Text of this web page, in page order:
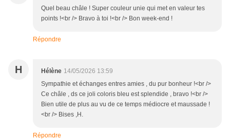
Quel beau châle ! Super couleur unie qui met en valeur tes
points !<br /> Bravo à toi !<br /> Bon week-end !
Répondre
H Hélène 14/05/2026 13:59
Sympathie et échanges entres amies , du pur bonheur !<br />
Ce châle , ds ce joli coloris bleu est splendide , bravo !<br />
Bien utile de plus au vu de ce temps médiocre et maussade !
<br /> Bises ,H.
Répondre